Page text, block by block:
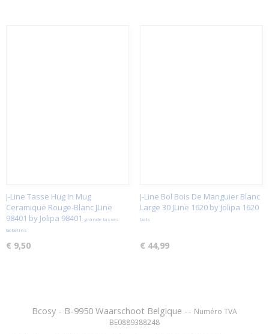
J-Line Tasse Hug In Mug
Ceramique Rouge-Blanc JLine
98401 by Jolipa 98401 grande tasses
Gobelins
€ 9,50
J-Line Bol Bois De Manguier Blanc
Large 30 JLine 1620 by Jolipa 1620
bols
€ 44,99
Bcosy - B-9950 Waarschoot Belgique -- Numéro TVA
BE0889388248